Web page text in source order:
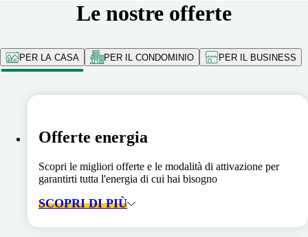
Le nostre offerte
PER LA CASA PER IL CONDOMINIO PER IL BUSINESS
Offerte energia
Scopri le migliori offerte e le modalità di attivazione per
garantirti tutta l'energia di cui hai bisogno
SCOPRI DI PIÙ